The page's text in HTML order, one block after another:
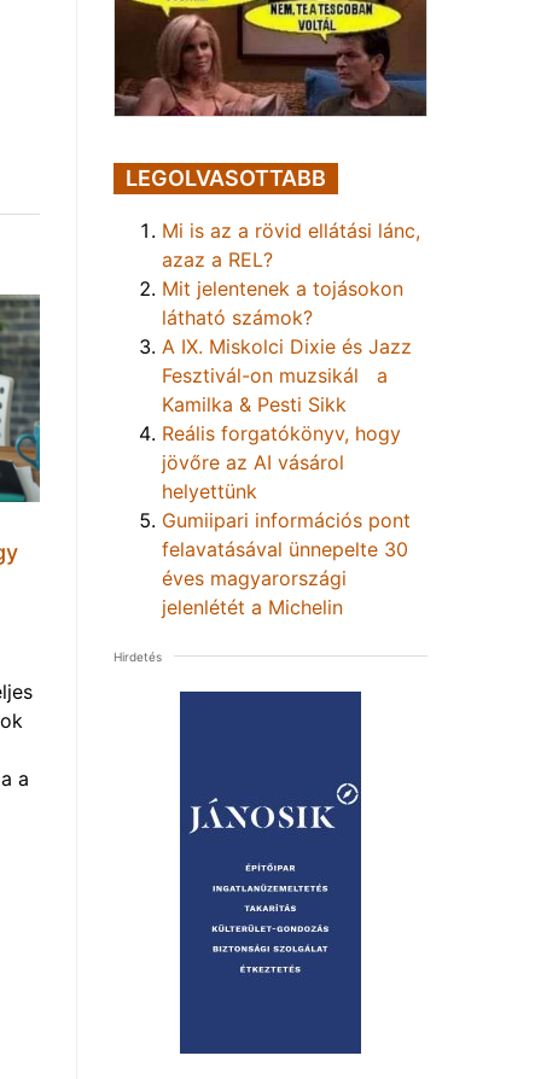
a
LEGOLVASOTTABB
Mi is az a rövid ellátási lánc,
azaz a REL?
Mit jelentenek a tojásokon
látható számok?
A IX. Miskolci Dixie és Jazz
Fesztivál-on muzsikál a
Kamilka & Pesti Sikk
Reális forgatókönyv, hogy
jövőre az AI vásárol
helyettünk
Gumiipari információs pont
felavatásával ünnepelte 30
éves magyarországi
jelenlétét a Michelin
Hirdetés